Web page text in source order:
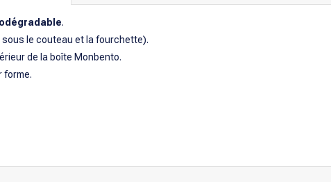
.
sous le couteau et la fourchette).
de la boîte Monbento.
forme.